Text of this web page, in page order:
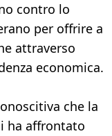
contro lo
per offrire a
attraverso
economica.
che la
ha affrontato